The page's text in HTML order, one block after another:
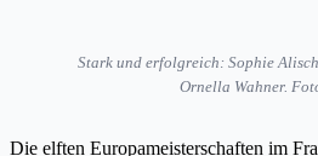
Stark und erfolgreich: Sophie
Ornella Wahner.
Die elften Europameisterschaften im